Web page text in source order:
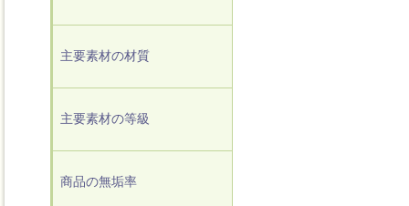
主要素材の材質
主要素材の等級
商品の無垢率